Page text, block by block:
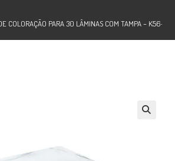
COLORAÇÃO PARA 30 LÂMINAS COM TAMPA – K56-